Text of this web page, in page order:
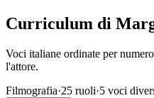
Curriculum di
Voci italiane ordinate per
l'attore.
Filmografia·25 ruoli·5 voci